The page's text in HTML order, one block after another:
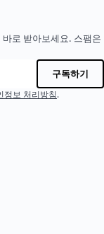
로 받아보세요. 스팸은
구독하기
정보 처리방침.